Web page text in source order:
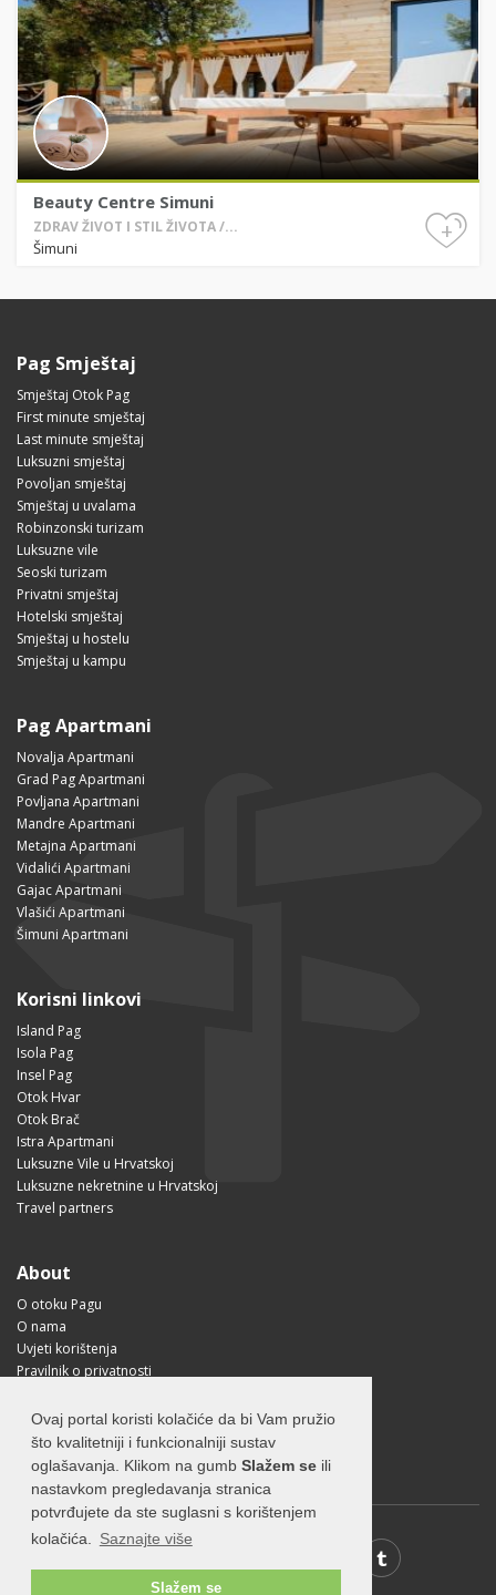
Ovaj portal koristi kolačiće da bi Vam pružio
što kvalitetniji i funkcionalniji sustav
oglašavanja. Klikom na gumb Slažem se ili
nastavkom pregledavanja stranica
potvrđujete da ste suglasni s korištenjem
kolačića.
Saznajte više
Slažem se
Beauty Centre Simuni
ZDRAV ŽIVOT I STIL ŽIVOTA /...
Šimuni
+
Pag Smještaj
Smještaj Otok Pag
First minute smještaj
Last minute smještaj
Luksuzni smještaj
Povoljan smještaj
Smještaj u uvalama
Robinzonski turizam
Luksuzne vile
Seoski turizam
Privatni smještaj
Hotelski smještaj
Smještaj u hostelu
Smještaj u kampu
Pag Apartmani
Novalja Apartmani
Grad Pag Apartmani
Povljana Apartmani
Mandre Apartmani
Metajna Apartmani
Vidalići Apartmani
Gajac Apartmani
Vlašići Apartmani
Šimuni Apartmani
Korisni linkovi
Island Pag
Isola Pag
Insel Pag
Otok Hvar
Otok Brač
Istra Apartmani
Luksuzne Vile u Hrvatskoj
Luksuzne nekretnine u Hrvatskoj
Travel partners
About
O otoku Pagu
O nama
Uvjeti korištenja
Pravilnik o privatnosti
Kako doći na Pag?
Visit Croatia